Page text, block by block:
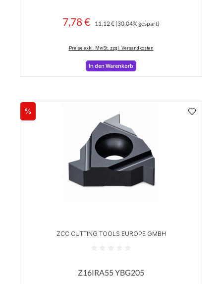
Verkaufspreis:
7,78 € 11,12 €(30.04% gespart)
Preise exkl. MwSt. zzgl. Versandkosten
In den Warenkorb
Rabatt
%
ZCC CUTTING TOOLS EUROPE GMBH
Z16IRA55 YBG205